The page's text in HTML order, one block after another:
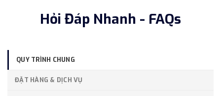
Hỏi Đáp Nhanh - FAQs
QUY TRÌNH CHUNG
ĐẶT HÀNG & DỊCH VỤ